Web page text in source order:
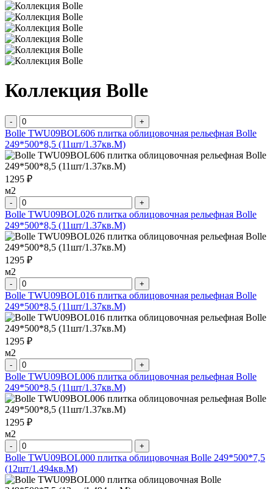
Коллекция Bolle
- +
Bolle TWU09BOL606 плитка облицовочная рельефная Bolle
249*500*8,5 (11шт/1.37кв.М)
1295 ₽
м2
- +
Bolle TWU09BOL026 плитка облицовочная рельефная Bolle
249*500*8,5 (11шт/1.37кв.М)
1295 ₽
м2
- +
Bolle TWU09BOL016 плитка облицовочная рельефная Bolle
249*500*8,5 (11шт/1.37кв.М)
1295 ₽
м2
- +
Bolle TWU09BOL006 плитка облицовочная рельефная Bolle
249*500*8,5 (11шт/1.37кв.М)
1295 ₽
м2
- +
Bolle TWU09BOL000 плитка облицовочная Bolle 249*500*7,5
(12шт/1.494кв.М)